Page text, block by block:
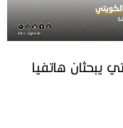
يبحثان هاتفيا